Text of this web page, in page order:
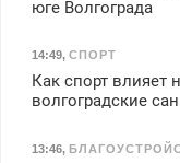
юге Волгограда
14:49, СПОРТ
Как спорт влияет
волгоградские
13:46,